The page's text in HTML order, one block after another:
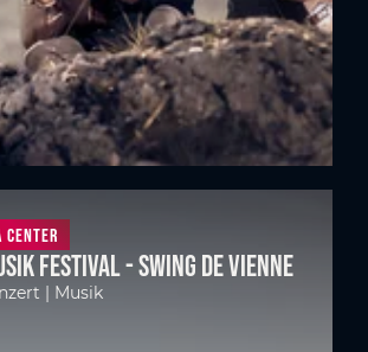
Center
Festival - Swing de Vienne
| Musik